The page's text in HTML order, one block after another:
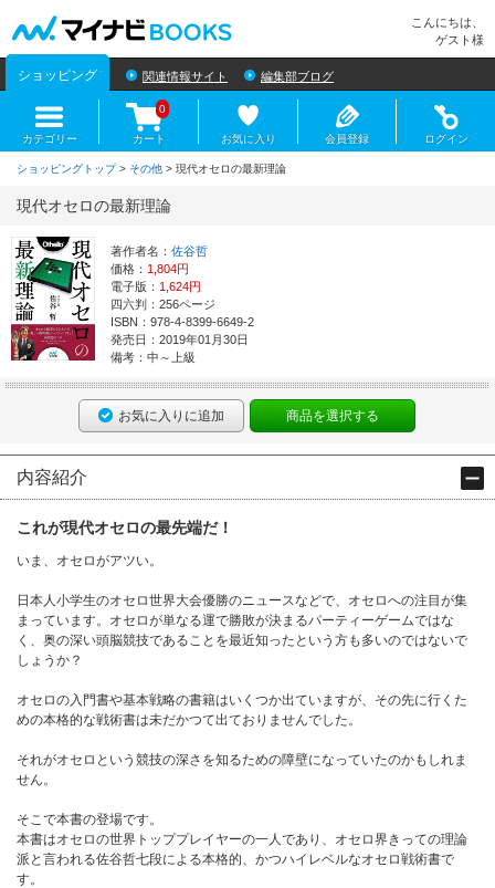
こんにちは、
ゲスト様
ショッピング 関連情報サイト 編集部ブログ
カテゴリー カート
0
お気に入り 会員登録 ログイン
ショッピングトップ> その他 > 現代オセロの最新理論
現代オセロの最新理論
著作者名： 佐谷哲
価格： 1,804円
電子版： 1,624円
四六判：256ページ
ISBN：978-4-8399-6649-2
発売日：2019年01月30日
備考：中～上級
お気に入りに追加 商品を選択する
内容紹介
これが現代オセロの最先端だ！
いま、オセロがアツい。
日本人小学生のオセロ世界大会優勝のニュースなどで、オセロへの注目が集
まっています。オセロが単なる運で勝敗が決まるパーティーゲームではな
く、奥の深い頭脳競技であることを最近知ったという方も多いのではないで
しょうか？
オセロの入門書や基本戦略の書籍はいくつか出ていますが、その先に行くた
めの本格的な戦術書は未だかつて出ておりませんでした。
それがオセロという競技の深さを知るための障壁になっていたのかもしれま
せん。
そこで本書の登場です。
本書はオセロの世界トッププレイヤーの一人であり、オセロ界きっての理論
派と言われる佐谷哲七段による本格的、かつハイレベルなオセロ戦術書で
す。